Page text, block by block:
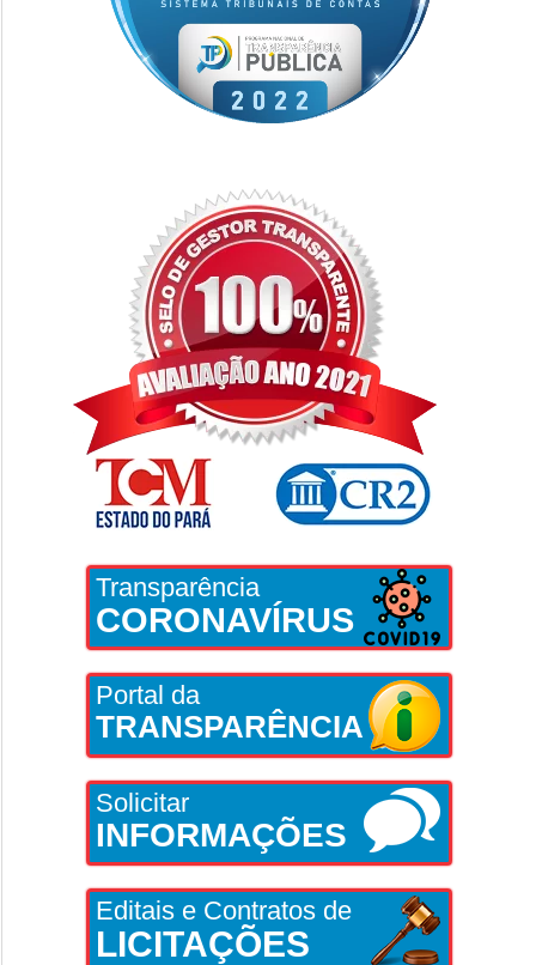
Transparência
CORONAVÍRUS
Portal da
TRANSPARÊNCIA
Solicitar
INFORMAÇÕES
Editais e Contratos de
LICITAÇÕES